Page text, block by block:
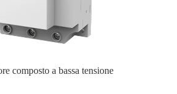
composto a bassa tensione